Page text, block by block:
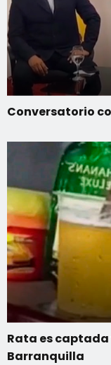
Conversatorio
Rata es
Barranquilla